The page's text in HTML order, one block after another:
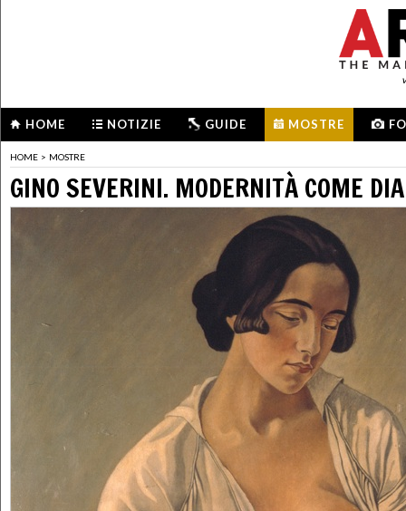
HOME NOTIZIE GUIDE MOSTRE
HOME > MOSTRE
GINO SEVERINI. MODERNITÀ COME